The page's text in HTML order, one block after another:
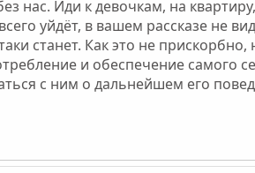
нас. Иди к девочкам, на
уйдёт, в вашем рассказе не
станет. Как это не
и обеспечение самого
с ним о дальнейшем его